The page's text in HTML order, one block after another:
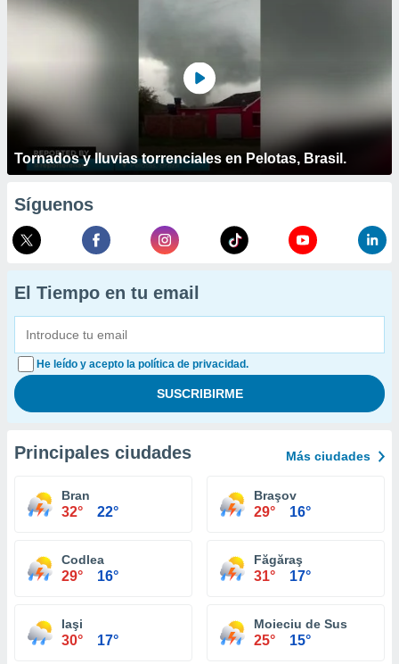
Tornados y lluvias torrenciales en Pelotas, Brasil.
Síguenos
El Tiempo en tu email
He leído y acepto la política de privacidad.
Principales ciudades Más ciudades
Bran
32° 22°
Braşov
29° 16°
Codlea
29° 16°
Făgăraş
31° 17°
Iaşi
30° 17°
Moieciu de Sus
25° 15°